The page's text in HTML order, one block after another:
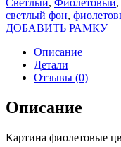
светлый фон,
ДОБАВИТЬ РАМКУ
Описание
Детали
Отзывы (0)
Описание
Картина фиолетовые